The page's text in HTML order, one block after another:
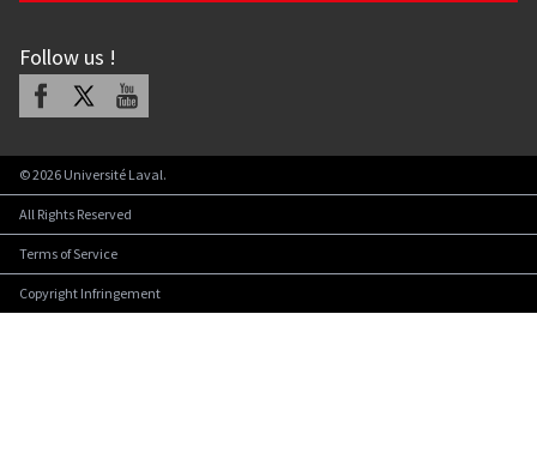
Follow us !
Facebook Youtube
©2026 Université Laval.
All Rights Reserved
Terms of Service
Copyright Infringement